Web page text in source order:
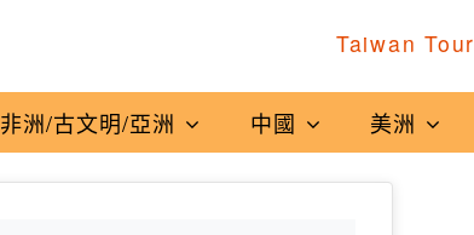
Taiwan Tour
非洲/古文明/亞洲 中國 美洲